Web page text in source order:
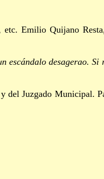
Emilio Quijano
escándalo desagerao.
Juzgado Municipal.